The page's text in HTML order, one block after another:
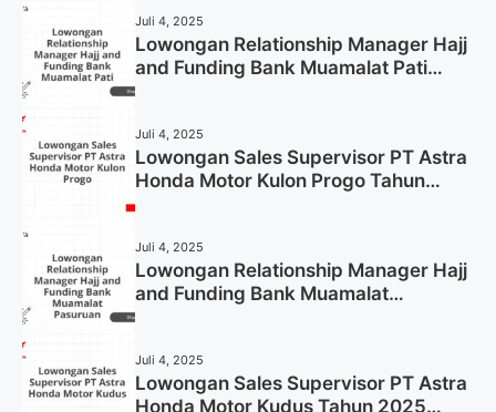
Juli 4, 2025
Lowongan Relationship Manager Hajj
and Funding Bank Muamalat Pati
Juli 4, 2025
Lowongan Sales Supervisor PT Astra
Honda Motor Kulon Progo Tahun
Juli 4, 2025
Lowongan Relationship Manager Hajj
and Funding Bank Muamalat
Juli 4, 2025
Lowongan Sales Supervisor PT Astra
Honda Motor Kudus Tahun 2025